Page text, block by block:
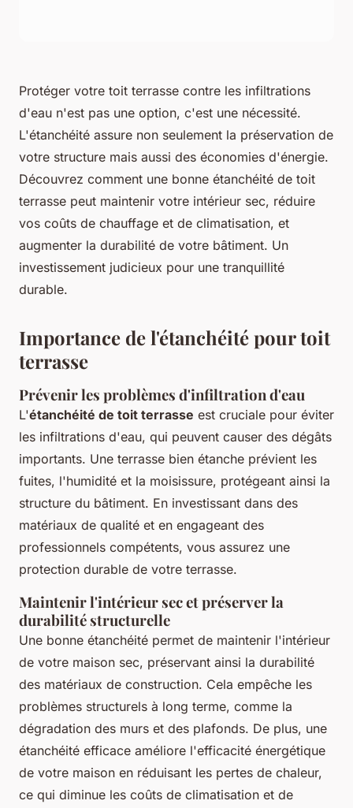
Protéger votre toit terrasse contre les infiltrations
d'eau n'est pas une option, c'est une nécessité.
L'étanchéité assure non seulement la préservation de
votre structure mais aussi des économies d'énergie.
Découvrez comment une bonne étanchéité de toit
terrasse peut maintenir votre intérieur sec, réduire
vos coûts de chauffage et de climatisation, et
augmenter la durabilité de votre bâtiment. Un
investissement judicieux pour une tranquillité
durable.
Importance de l'étanchéité pour toit
terrasse
Prévenir les problèmes d'infiltration d'eau
L'étanchéité de toit terrasse est cruciale pour éviter
les infiltrations d'eau, qui peuvent causer des dégâts
importants. Une terrasse bien étanche prévient les
fuites, l'humidité et la moisissure, protégeant ainsi la
structure du bâtiment. En investissant dans des
matériaux de qualité et en engageant des
professionnels compétents, vous assurez une
protection durable de votre terrasse.
Maintenir l'intérieur sec et préserver la
durabilité structurelle
Une bonne étanchéité permet de maintenir l'intérieur
de votre maison sec, préservant ainsi la durabilité
des matériaux de construction. Cela empêche les
problèmes structurels à long terme, comme la
dégradation des murs et des plafonds. De plus, une
étanchéité efficace améliore l'efficacité énergétique
de votre maison en réduisant les pertes de chaleur,
ce qui diminue les coûts de climatisation et de